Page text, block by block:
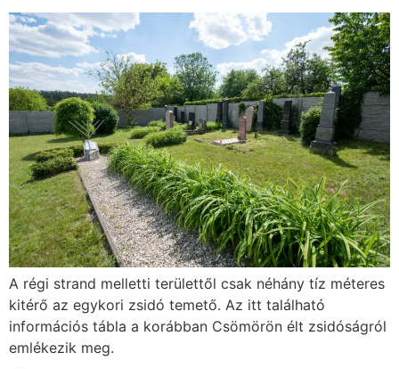
A régi strand melletti területtől csak néhány tíz méteres
kitérő az egykori zsidó temető. Az itt található
információs tábla a korábban Csömörön élt zsidóságról
emlékezik meg.